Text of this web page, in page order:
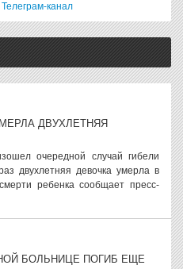
канал
ДВУХЛЕТНЯЯ
очередной случай гибели
двухлетняя девочка умерла в
ребенка сообщает пресс-
БОЛЬНИЦЕ ПОГИБ ЕЩЕ